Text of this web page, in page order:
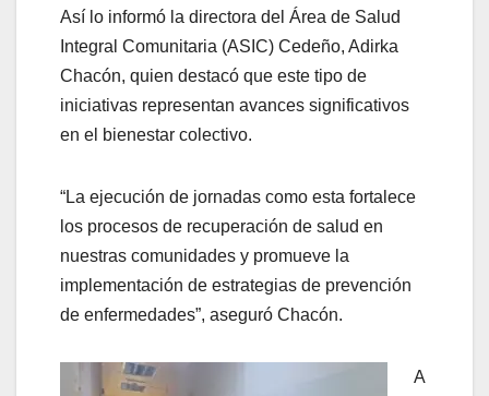
Así lo informó la directora del Área de Salud
Integral Comunitaria (ASIC) Cedeño, Adirka
Chacón, quien destacó que este tipo de
iniciativas representan avances significativos
en el bienestar colectivo.
“La ejecución de jornadas como esta fortalece
los procesos de recuperación de salud en
nuestras comunidades y promueve la
implementación de estrategias de prevención
de enfermedades”, aseguró Chacón.
A